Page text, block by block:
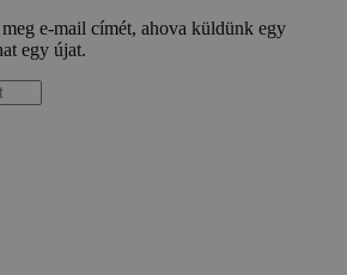
e-mail címét, ahova küldünk egy
egy újat.